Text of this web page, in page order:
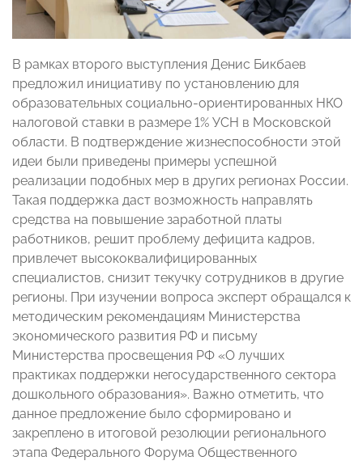
В рамках второго выступления Денис Бикбаев
предложил инициативу по установлению для
образовательных социально-ориентированных НКО
налоговой ставки в размере 1% УСН в Московской
области. В подтверждение жизнеспособности этой
идеи были приведены примеры успешной
реализации подобных мер в других регионах России.
Такая поддержка даст возможность направлять
средства на повышение заработной платы
работников, решит проблему дефицита кадров,
привлечет высококвалифицированных
специалистов, снизит текучку сотрудников в другие
регионы. При изучении вопроса эксперт обращался к
методическим рекомендациям Министерства
экономического развития РФ и письму
Министерства просвещения РФ «О лучших
практиках поддержки негосударственного сектора
дошкольного образования». Важно отметить, что
данное предложение было сформировано и
закреплено в итоговой резолюции регионального
этапа Федерального Форума Общественного